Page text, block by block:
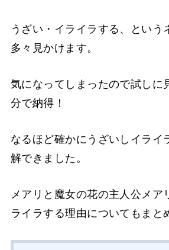
うざい・イライラする、という
多々見かけます。
気になってしまったので試しに
分で納得！
なるほど確かにうざいしイライ
解できました。
メアリと魔女の花の主人公メア
ライラする理由についてもまと